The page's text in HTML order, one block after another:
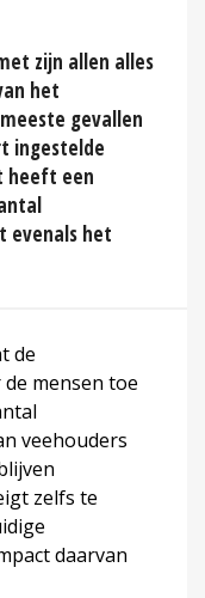
zijn allen alles
het
gevallen
ingestelde
heeft een
evenals het
de
mensen toe
veehouders
zelfs te
daarvan